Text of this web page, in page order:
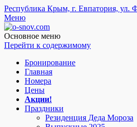
Республика Крым, г. Евпатория, ул.
Меню
o-snov.com
Пансионат Евпатории - Озеро
пожаловать!
Основное меню
Перейти к содержимому
Бронирование
Главная
Номера
Цены
Акции!
Праздники
Резиденция Деда Мороза